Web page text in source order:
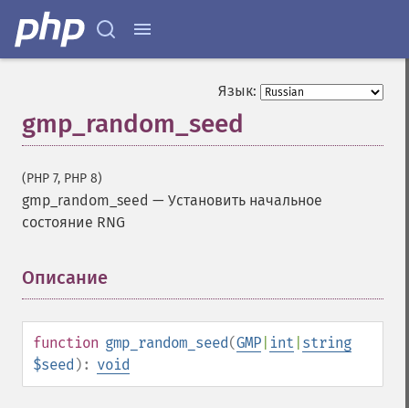
Язык:
gmp_random_seed
(PHP 7, PHP 8)
gmp_random_seed — Установить начальное
состояние RNG
Описание
function gmp_random_seed(GMP int string
$seed ): void